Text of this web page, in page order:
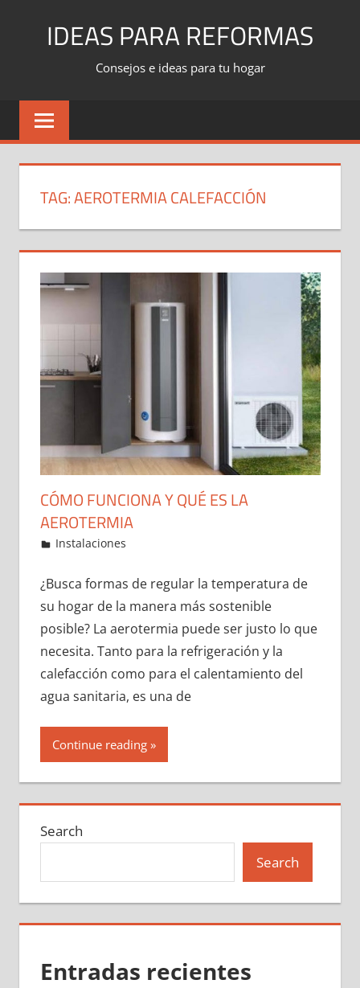
IDEAS PARA REFORMAS
Consejos e ideas para tu hogar
TAG:AEROTERMIA CALEFACCIÓN
CÓMO FUNCIONA Y QUÉ ES LA
AEROTERMIA
29 de December de 2021
ideas2021
Instalaciones
¿Busca formas de regular la temperatura de
su hogar de la manera más sostenible
posible? La aerotermia puede ser justo lo que
necesita. Tanto para la refrigeración y la
calefacción como para el calentamiento del
agua sanitaria, es una de
Continue reading
Search
Search
Entradas recientes